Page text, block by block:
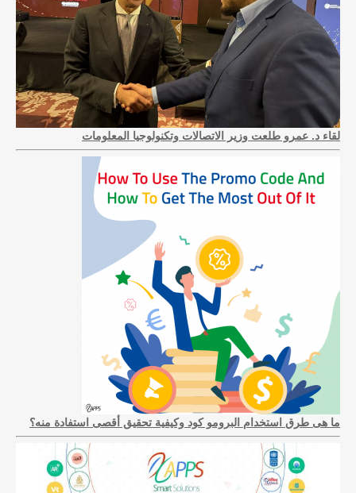
لقاء د. عمرو طلعت وزير الاتصالات وتكنولوجيا المعلومات
ما هى طرق استخدام البرومو كود وكيفية تحقيق أقصى استفادة منه؟